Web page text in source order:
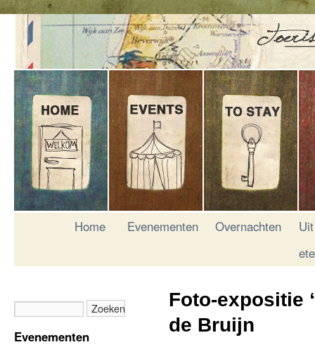
Home Evenementen Overnachten
Uit
Evenementen
Foto-expositie
de Bruijn